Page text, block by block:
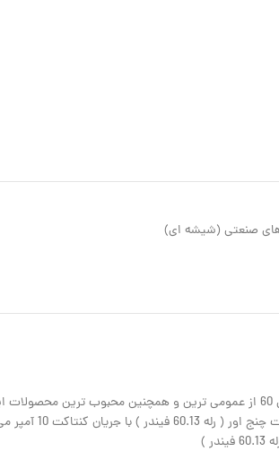
های صنعتی (شیشه ای)
به گوش او نخورده باشد. همانطور که میدانید کماکان رله های سری 60 از عمومی ترین و همچنین محبوب ترین
شرکت می باشد. این رله ها در مدل های مختلفی تولید می گردند که از پر مصرف ترین آنها در